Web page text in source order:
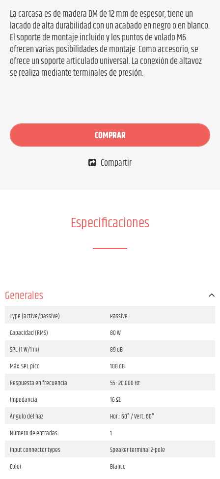
La carcasa es de madera DM de 12 mm de espesor, tiene un
lacado de alta durabilidad con un acabado en negro o en blanco.
El soporte de montaje incluido y los puntos de volado M6
ofrecen varias posibilidades de montaje. Como accesorio, se
ofrece un soporte articulado universal. La conexión de altavoz
se realiza mediante terminales de presión.
COMPRAR
Compartir
Especificaciones
Generales
Type (active/passive)
Passive
Capacidad (RMS)
80 W
SPL (1 W/1 m)
89 dB
Máx. SPL pico
108 dB
Respuesta en frecuencia
55 - 20.000 Hz
Impedancia
16 Ω
Ángulo del haz
Hor.: 60° / Vert.:60°
Número de entradas
1
Input connector types
Speaker terminal 2-pole
Color
Blanco